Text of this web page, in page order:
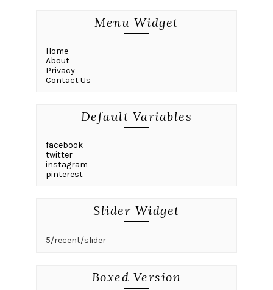
Menu Widget
Home
About
Privacy
Contact Us
Default Variables
facebook
twitter
instagram
pinterest
Slider Widget
5/recent/slider
Boxed Version